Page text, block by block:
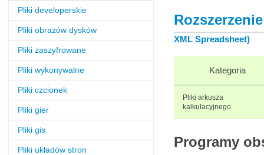
Pliki developerskie
Pliki obrazów dysków
Pliki zaszyfrowane
Pliki wykonywalne
Pliki czcionek
Pliki gier
Pliki gis
Pliki układów stron
XML Spreadsheet)
Kategoria
Pliki arkusza
kalkulacyjnego
Programy